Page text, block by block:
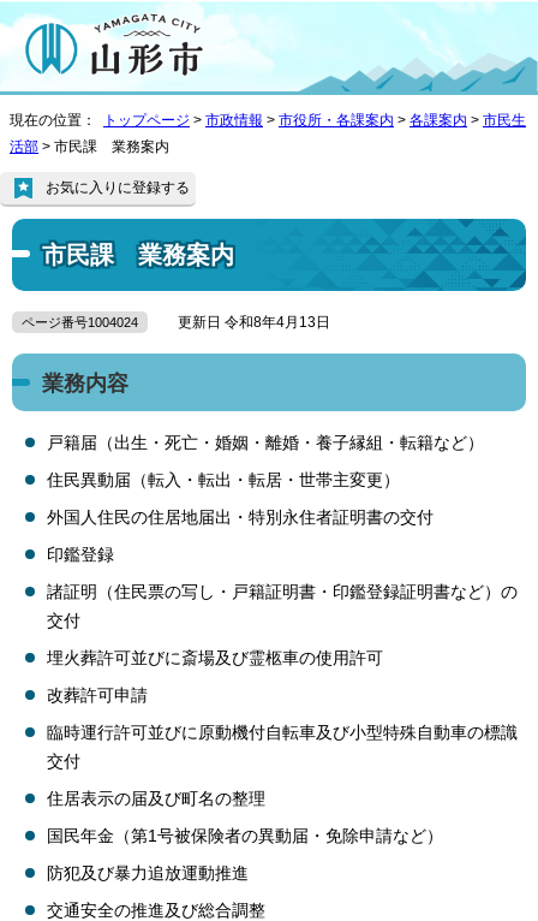
現在の位置： トップページ > 市政情報 > 市役所・各課案内 > 各課案内 > 市民生
活部 > 市民課 業務案内
市民課 業務案内
お気に入りに登録する
ページ番号1004024 更新日 令和8年4月13日
業務内容
戸籍届（出生・死亡・婚姻・離婚・養子縁組・転籍など）
住民異動届（転入・転出・転居・世帯主変更）
外国人住民の住居地届出・特別永住者証明書の交付
印鑑登録
諸証明（住民票の写し・戸籍証明書・印鑑登録証明書など）の
交付
埋火葬許可並びに斎場及び霊柩車の使用許可
改葬許可申請
臨時運行許可並びに原動機付自転車及び小型特殊自動車の標識
交付
住居表示の届及び町名の整理
国民年金（第1号被保険者の異動届・免除申請など）
防犯及び暴力追放運動推進
交通安全の推進及び総合調整